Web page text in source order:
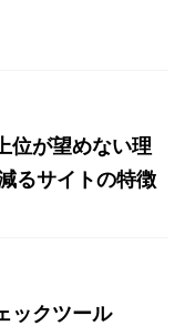
位が望めない理
るサイトの特徴
ックツール